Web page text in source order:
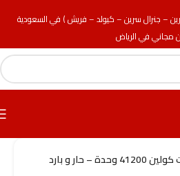
– جنرال سرين – كيولد – فريش ) في السعودية
مجاني في الرياض
– حار و بارد